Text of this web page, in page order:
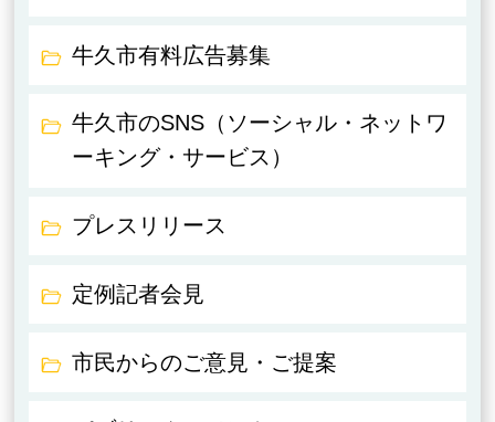
牛久市有料広告募集
牛久市のSNS（ソーシャル・ネットワ
ーキング・サービス）
プレスリリース
定例記者会見
市民からのご意見・ご提案